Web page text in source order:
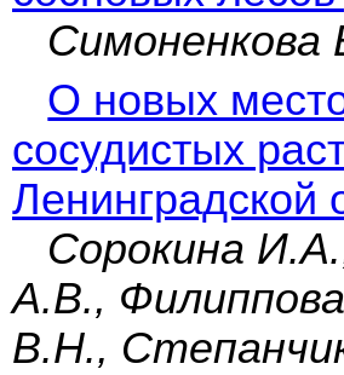
О новых
сосудистых
Ленинградской
Сорокина
А.В.,
В.Н.,